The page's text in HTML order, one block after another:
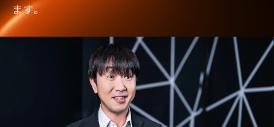
ます。